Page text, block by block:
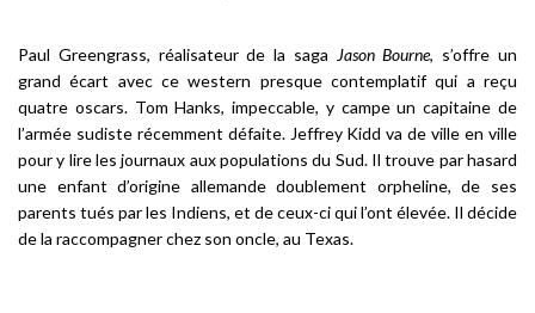
Paul Greengrass, réalisateur de la saga Jason Bourne, s’offre un
grand écart avec ce western presque contemplatif qui a reçu
quatre oscars. Tom Hanks, impeccable, y campe un capitaine de
l’armée sudiste récemment défaite. Jeffrey Kidd va de ville en ville
pour y lire les journaux aux populations du Sud. Il trouve par hasard
une enfant d’origine allemande doublement orpheline, de ses
parents tués par les Indiens, et de ceux-ci qui l’ont élevée. Il décide
de la raccompagner chez son oncle, au Texas.